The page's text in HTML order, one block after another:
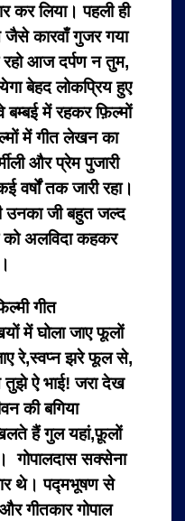
कर लिया। पहली ही
कारवाँ गुजर गया
आज दर्पण न तुम,
बेहद लोकप्रिय हुए
में रहकर फ़िल्मों
में गीत लेखन का
और प्रेम पुजारी
वर्षों तक जारी रहा।
उनका जी बहुत जल्द
अलविदा कहकर
गीत
में घोला जाए फूलों
रे,स्वप्न झरे फूल से,
ऐ भाई! जरा देख
की बगिया
हैं गुल यहां,फ़ूलों
गोपालदास सक्सेना
थे। पद्मभूषण से
गीतकार गोपाल